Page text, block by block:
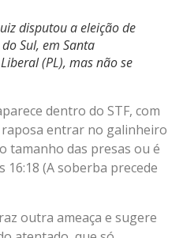
disputou a eleição de
Sul, em Santa
(PL), mas não se
dentro do STF, com
raposa entrar no galinheiro
tamanho das presas ou é
(A soberba precede
outra ameaça e sugere